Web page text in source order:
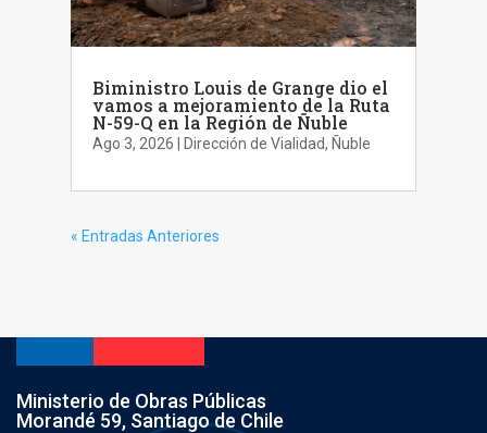
Biministro Louis de Grange dio el
vamos a mejoramiento de la Ruta
N-59-Q en la Región de Ñuble
Ago 3, 2026 Dirección de Vialidad, Ñuble
« Entradas Anteriores
Ministerio de Obras Públicas
Morandé 59, Santiago de Chile